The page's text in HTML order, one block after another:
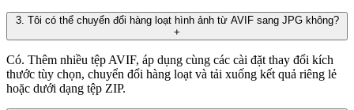
3. Tôi có thể chuyển đổi hàng loạt hình ảnh từ AVIF sang JPG không?
+
Có. Thêm nhiều tệp AVIF, áp dụng cùng các cài đặt thay đổi kích
thước tùy chọn, chuyển đổi hàng loạt và tải xuống kết quả riêng lẻ
hoặc dưới dạng tệp ZIP.